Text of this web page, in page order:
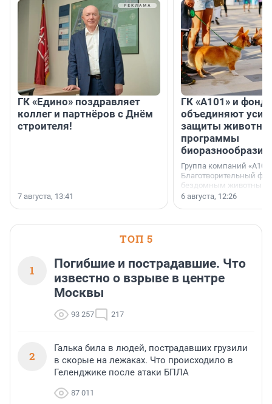
ГК «Едино» поздравляет
коллег и партнёров с Днём
строителя!
7 августа, 13:41
ГК «А101» и фонд
объединяют
защиты
программы
биоразнообразия
Группа компаний
Благотворительный
бездомным животным
заключили соглашение
6 августа, 12:26
ТОП 5
1
Погибшие и пострадавшие. Что
известно о взрыве в центре
Москвы
93 257 217
2
Галька била в людей, пострадавших грузили
в скорые на лежаках. Что происходило в
Геленджике после атаки БПЛА
87 011